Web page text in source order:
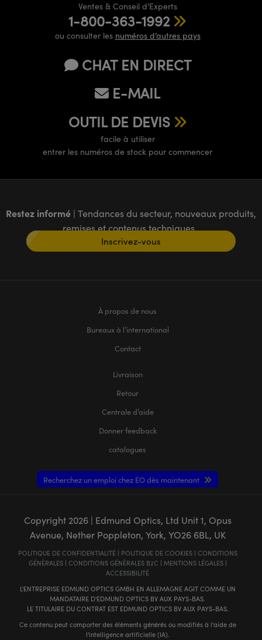
Ventes & Conseil d’Experts
1-800-363-1992
ou consulter les numéros d’autres pays
CHAT EN DIRECT
E-MAIL
OUTIL DE DEVIS
facile à utiliser
entrer les numéros de stock pour commencer
Restez informé | Tendances du secteur, nouveaux produits,
remises et contenus techniques
Inscrivez-vous
À propos de nous
Bureaux à l’international
Contact
Livraison
Retour
Centrale d’aide
Donner feedback
catalogues
Recherchez un emploi chez EO dès maintenant
Copyright 2026| Edmund Optics, Ltd Unit 1, Opus
Avenue, Nether Poppleton, York, YO26 6BL, UK
POLITIQUE DE CONFIDENTIALITÉ| POLITIQUE DE COOKIES| CONDITIONS
GÉNÈRALES| CONDITIONS GÉNÈRALES B2C | MENTIONS LÉGALES|
ACCESSIBILITÉ
L'ENTREPRISE EDMUND OPTICS GMBH EN ALLEMAGNE AGIT COMME UN
MANDATAIRE D'EDMUND OPTICS BV AUX PAYS-BAS.
LE TITULAIRE DU CONTRAT EST EDMUND OPTICS BV AUX PAYS-BAS.
Ce contenu peut comporter des éléments générés ou modifiés à l'aide de
l'intelligence artificielle (IA).